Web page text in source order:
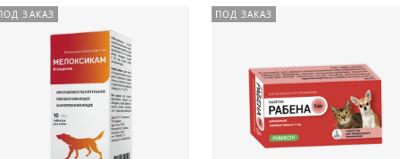
ЗАКАЗ ПОД ЗАКАЗ